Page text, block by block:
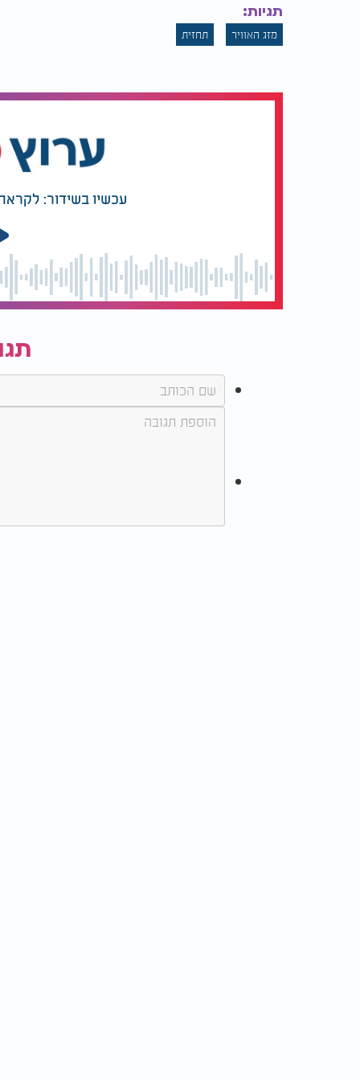
תגיות:
מזג האוויר תחזית
עכשיו בשידור: